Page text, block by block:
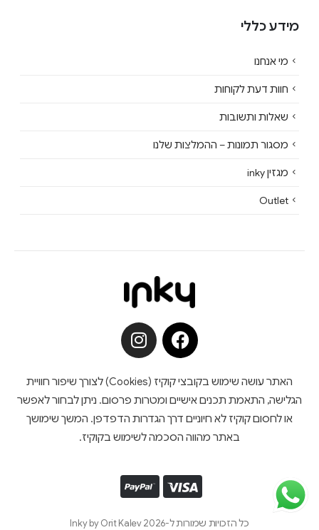
מידע כללי
מי אנחנו
חוות דעת לקוחות
שאלות ותשובות
מסגור תמונות – ההמלצות שלנו
מגזין inky
Outlet
האתר עושה שימוש בקובצי קוקיז (Cookies) לצורך שיפור חוויית
הגלישה, התאמת תכנים אישיים ומטרות פרסום. ניתן לבחור לאפשר
או לחסום קוקיז לא חיוניים דרך הגדרות הדפדפן. המשך שימושך
באתר מהווה הסכמה לשימוש בקוקיז.
כל הזכויות שמורות ל-Inky by Orit Kalev 2026